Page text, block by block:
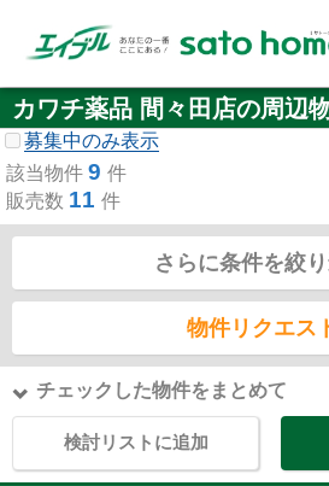
カワチ薬品 間々田店の周辺
募集中のみ表示
該当物件 9 件
販売数 11 件
さらに条件を絞
物件リクエス
チェックした物件をまとめて
検討リストに追加